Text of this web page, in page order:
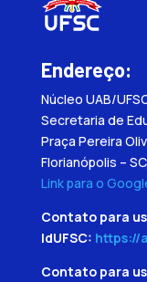
Endereço:
Núcleo UAB/
Secretaria de
Praça Pereira
Florianópolis –
Link para o
Contato para
IdUFSC: https://
Contato para